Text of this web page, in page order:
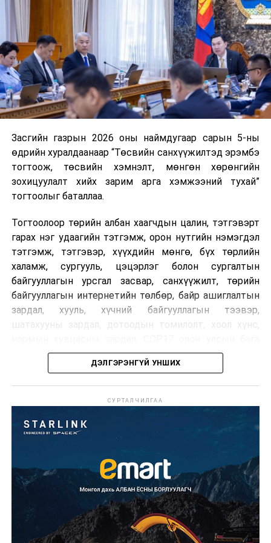
дуудлага тутамд 75 мянга хүртэлх евро, аж ахуйн
нэгжийг 375 мянга хүртэлх еврогоор торгох
боломжтой. Харин хэрэглэгч өөрөө зөвшөөрсөн,
эсвэл тухайн компанитай өмнө нь гэрээний
харилцаатай бөгөөд шинэ үйлчилгээ санал болгож
буй тохиолдолд хориг үйлчлэхгүй. Иргэд
зөвшөөрөлгүй дуудлагын талаар төрийн цахим
хуудсаар мэдээлэх боломжтой.
Шинэ хууль Францын зах зээлд үйлчилдэг гадаадын
дуудлагын төвүүдэд нөлөөлөхөөр байна. Тухайлбал,
Мароккогийн дуудлагын төвүүдийн орлогын 80 гаруй
хувь Францын зах зээлээс бүрддэг бөгөөд тус улсын
40–50 мянган ажлын байр эрсдэлд орж болзошгүйг
Засгийн газрын 2026 оны наймдугаар сарын 5-ны
өдрийн хуралдаанаар “Төсвийн санхүүжилтэд эрэмбэ
тогтоож, төсвийн хэмнэлт, мөнгөн хөрөнгийн
зохицуулалт хийх зарим арга хэмжээний тухай”
тогтоолыг баталлаа.
Тогтоолоор төрийн албан хаагчдын цалин, тэтгэвэрт
гарах нэг удаагийн тэтгэмж, орон нутгийн нэмэгдэл
тэтгэмж, тэтгэвэр, хүүхдийн мөнгө, бүх төрлийн
халамж, сургууль, цэцэрлэг болон сургалтын
байгууллагын урсгал засвар, санхүүжилт, төрийн
байгууллагын интернетийн төлбөр, байр ашиглалтын
зардал, хууль, хүчний байгууллагын тээвэр,
хурлын зардал, Засгийн газрын өр, орон нутгийн нөөц
хөрөнгийн санхүүжилтийг хэвийн үргэлжлүүлэхээр
Харин дараах зардлыг хязгаарлахаар болсон байна.
Үүнд:
Олон улсын болон Засгийн газрын
шийдвэртэйгээс бусад хурал, зөвлөгөөн, ой,
тэмдэглэлт өдөр, найр наадам, соёлын арга
Урьдчилан төлөвлөсөн төрийн өндөр албан
тушаалтны томилолтоос бусад гадаад
ДЭЛГЭРЭНГҮЙ УНШИХ
СУРТАЛЧИЛГАА